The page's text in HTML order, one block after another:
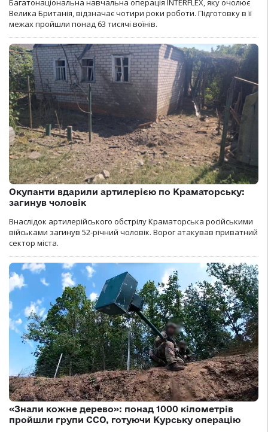
Багатонаціональна навчальна операція INTERFLEX, яку очолює
Велика Британія, відзначає чотири роки роботи. Підготовку в її
межах пройшли понад 63 тисячі воїнів.
Окупанти вдарили артилерією по Краматорську:
загинув чоловік
Внаслідок артилерійського обстрілу Краматорська російськими
військами загинув 52-річний чоловік. Ворог атакував приватний
сектор міста.
«Знали кожне дерево»: понад 1000 кілометрів
пройшли групи ССО, готуючи Курську операцію